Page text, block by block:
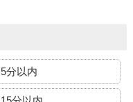
5分以内